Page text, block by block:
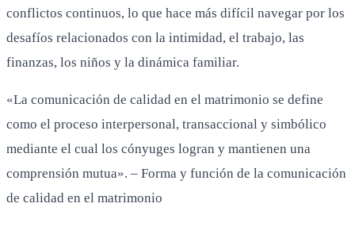
conflictos continuos, lo que hace más difícil navegar por los
desafíos relacionados con la intimidad, el trabajo, las
finanzas, los niños y la dinámica familiar.
«La comunicación de calidad en el matrimonio se define
como el proceso interpersonal, transaccional y simbólico
mediante el cual los cónyuges logran y mantienen una
comprensión mutua». – Forma y función de la comunicación
de calidad en el matrimonio